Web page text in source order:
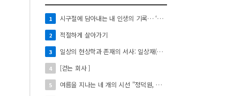
1 시구절에 담아내는 내 인생의 기록… ‘시로 쓰는 자서전’
2 적절하게 살아가기
3 일상의 현상학과 존재의 서사: 일상재(日常材)의 시적 환치와 자아 성찰】
4 [걷는 회사 ]
5 여름을 지나는 네 개의 시선 "정덕원, 나지윤, 민선홍, 정윤하 작가" 4인 展